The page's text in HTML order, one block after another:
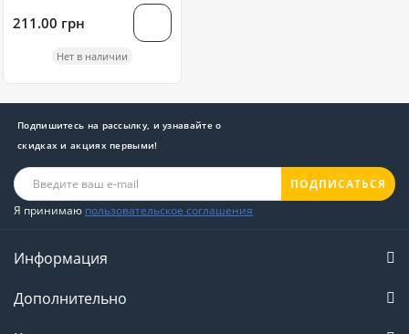
211.00 грн
Нет в наличии
Подпишитесь на рассылку, и узнавайте о
скидках и акциях первыми!
ПОДПИСАТЬСЯ
Я принимаю пользовательское соглашения
Информация
Дополнительно